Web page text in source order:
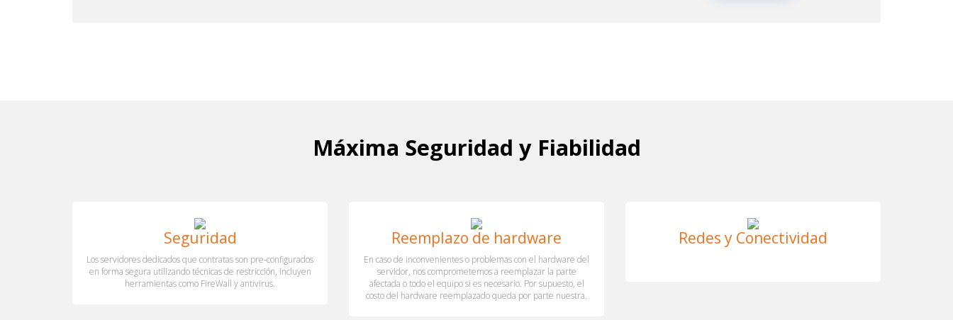
Máxima Seguridad y Fiabilidad
Seguridad
Los servidores dedicados que contratas son pre-configurados
en forma segura utilizando técnicas de restricción, incluyen
herramientas como FireWall y antivirus.
Reemplazo de hardware
En caso de inconvenientes o problemas con el hardware del
servidor, nos comprometemos a reemplazar la parte
afectada o todo el equipo si es necesario. Por supuesto, el
costo del hardware reemplazado queda por parte nuestra.
Redes y Conectividad